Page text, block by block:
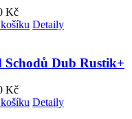
Kč
Detaily
Schodů Dub Rustik+
Kč
Detaily